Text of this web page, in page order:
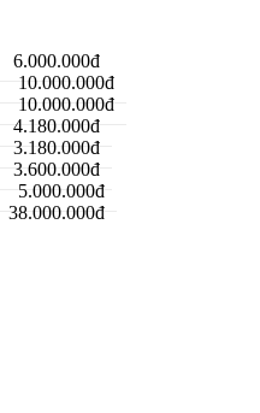
6.000.000đ
10.000.000đ
10.000.000đ
4.180.000đ
3.180.000đ
3.600.000đ
5.000.000đ
38.000.000đ